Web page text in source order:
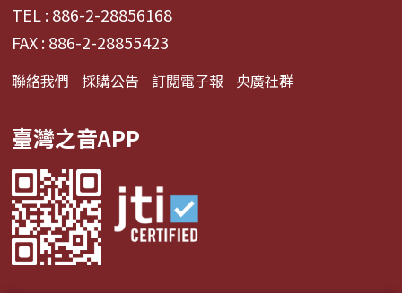
TEL : 886-2-28856168
FAX : 886-2-28855423
聯絡我們 採購公告 訂閱電子報 央廣社群
臺灣之音APP